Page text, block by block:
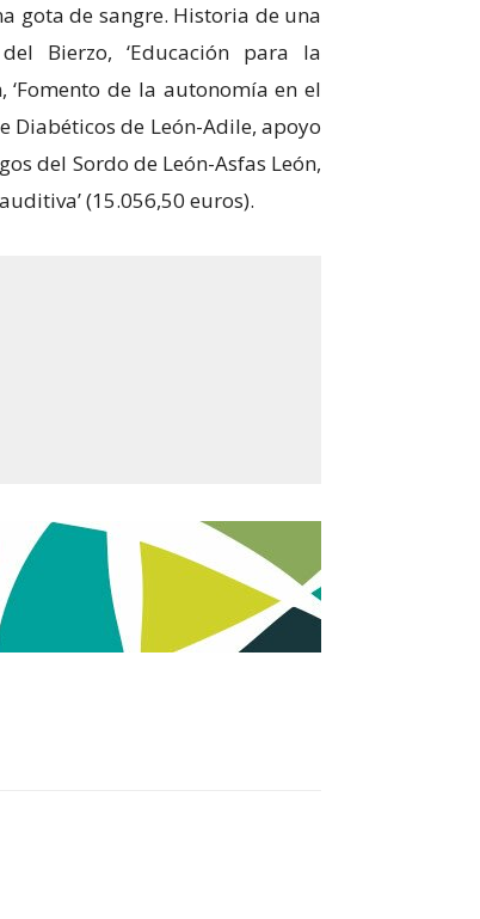
gota de sangre. Historia de una
Bierzo, ‘Educación para la
‘Fomento de la autonomía en el
Diabéticos de León-Adile, apoyo
del Sordo de León-Asfas León,
(15.056,50 euros).